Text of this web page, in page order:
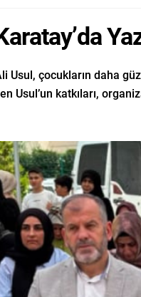
Usul, çocukların daha
Usul’un katkıları,